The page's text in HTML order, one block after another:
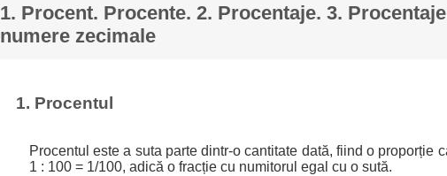
1. Procent. Procente. 2. Procentaje. 3.
numere zecimale
1. Procentul
Procentul este a suta parte dintr-o cantitate dată, fiind o proporție
1 : 100 = 1/100, adică o fracție cu numitorul egal cu o sută.